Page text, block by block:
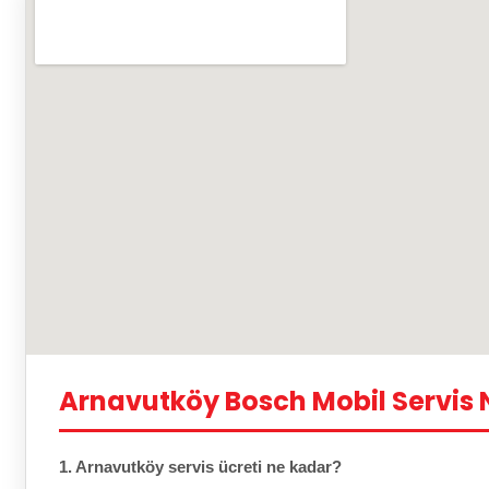
Arnavutköy Bosch Mobil Servis
1. Arnavutköy servis ücreti ne kadar?